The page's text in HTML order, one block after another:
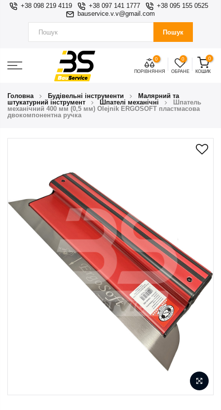
+38 098 219 4119 +38 097 141 1777
+38 095 155 0525
bauservice.v.v@gmail.com
Пошук
0
ПОРІВНЯННЯ
0
ОБРАНЕ
0
КОШИК
Головна Будівельні інструменти
Малярний та
штукатурний інструмент
Шпателі механічні
Шпатель
механічний 400 мм (0,5 мм) Olejnik ERGOSOFT пластмасова
двокомпонентна ручка